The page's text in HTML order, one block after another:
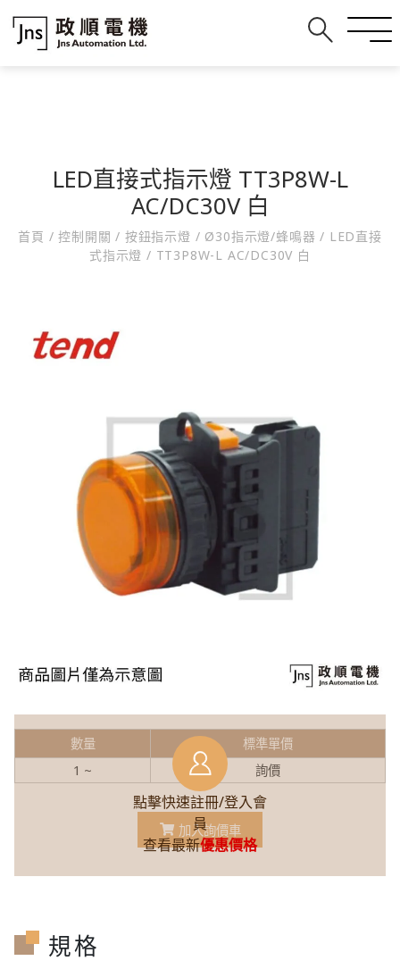
LED直接式指示燈 TT3P8W-L
AC/DC30V 白
首頁 / 控制開關/ 按鈕指示燈 / Ø30指示燈/蜂鳴器/ LED直接
式指示燈/ TT3P8W-L AC/DC30V 白
點擊快速註冊/登入會
員
查看最新優惠價格
數量
標準單價
1 ~
詢價
加入詢價車
規格